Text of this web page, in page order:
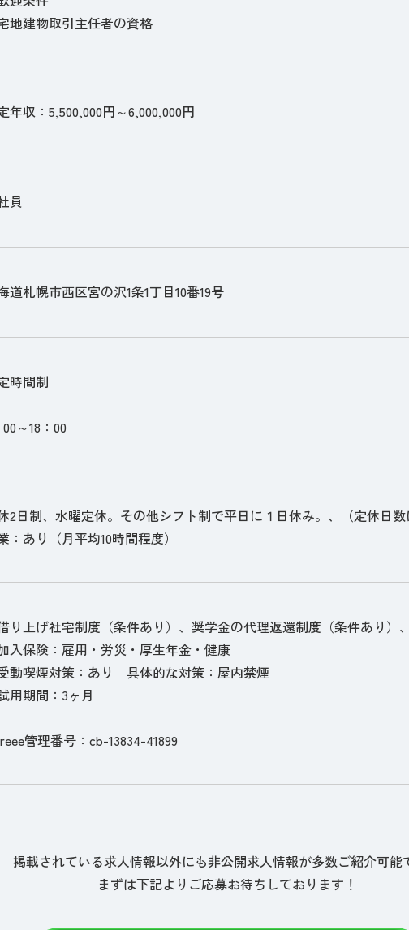
地建物取引主任者の資格
年収：5,500,000円～6,000,000円
員
道札幌市西区宮の沢1条1丁目10番19号
時間制
～18：00
2日制、水曜定休。その他シフト制で平日に１日休み。、（定休日数
：あり（月平均10時間程度）
り上げ社宅制度（条件あり）、奨学金の代理返還制度（条件あり）
入保険：雇用・労災・厚生年金・健康
動喫煙対策：あり 具体的な対策：屋内禁煙
用期間：3ヶ月
管理番号：cb-13834-41899
掲載されている求人情報以外にも非公開求人情報が多数ご紹介可能
まずは下記よりご応募お待ちしております！